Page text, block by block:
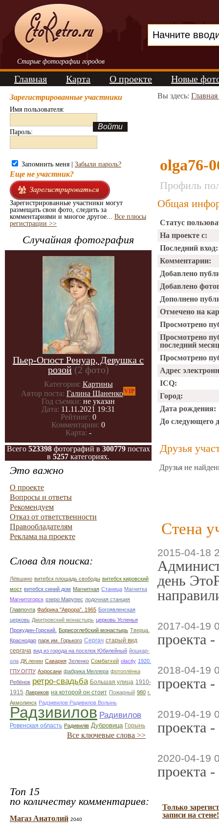
Старые фотографии городов
Главная Карта О проекте Новые
Зарегистрированные участники
Имя пользователя:
Пароль:
Запомнить меня | Забыли пароль?
Еще не участник?
Зарегистрированные участники могут
размещать свои фото, следить за
комментариями и многое другое... Все плюсы
регистрации >>
Случайная фотография
Пьер-Огюст Ренуар, Девушка с
розой (2 фото)
Категория: Картины
Автор поста: Галина ШаненкоVIP
Год съемки: не указан
Дата: 11.11.2021 19:31
Рейтинг: 0
Комментарии: 0
Карта: -
Всего 523398фотографий в 300779постах
в 5257 категориях.
Это важно
О проекте
Вопросы и ответы
Рекомендуем
Отказ от ответственности
Правообладателям
Реклама на проекте
Слова для поиска:
Лёвшино витебск площадь свободы витебск кировский
мост витебск синий дом Магнитная Станица Магнитка
Магнитогорск озеро Марупес лодочная станция
Главпочта Фабрика "Аврора". 1965 Богоявленская
церковь Дмитровский монастырь церковь Успенья
Прокудин-Горский.
Борисоглебский монастырь Тверца.
Краснодар парк им. Горького Сергач старый вид
сергача вид из города на поселок Юбилейный йошкар-
ола ДК ленин Савария Зеленко Сомбатхей olacity 1920.
ГПУ.ОГПУ Аэросани фабрика Меллера фотоплёнка
Ребёнок ретро-свадьба Большая улица 1910-
1915 Лавриков на которой он стоит Пожарный 980 г.
Акмолинск Радзивилов Радивилов Волынь
Радзивилов Радивилов
Ровенская область Радивилiв Дубровица Горынь
Все ключевые слова >>
Топ 15
по количеству комментариев:
Магаз Анатолий 2040
Вы здесь:
olga76-
Профиль
Общая
Статус
На проекте с:
Последний вход:
Комментарии:
Добавлено
Добавлено
Дополнено
Отмечено на
Просмотрено
Просмотрено
последний
Просмотрено
Адрес
ICQ:
Город:
Дата рождения:
До следующего
Друзья
Друзья не
Стена
2015-04-18
день
2017-04-19
проекта
2018-04-19
проекта
2019-04-19
проекта
2020-04-19
проекта
Только
записи на стене!